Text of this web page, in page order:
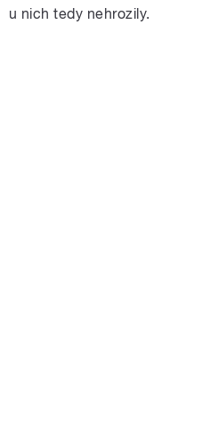
u nich tedy nehrozily.